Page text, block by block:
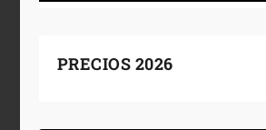
PRECIOS 2026